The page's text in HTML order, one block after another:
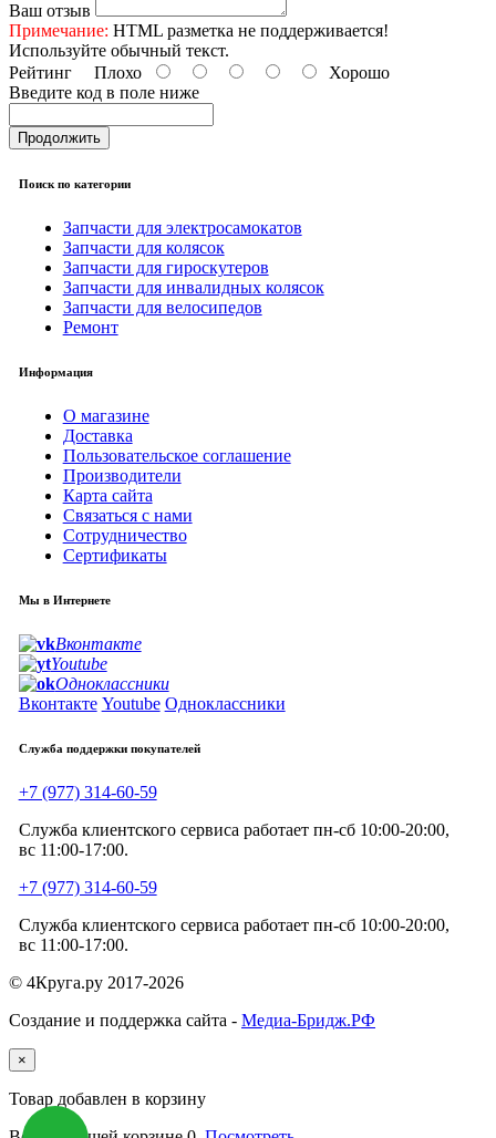
Ваш отзыв
Примечание: HTML разметка не поддерживается!
Используйте обычный текст.
Рейтинг Плохо
Хорошо
Введите код в поле ниже
Продолжить
Поиск по категории
Запчасти для электросамокатов
Запчасти для колясок
Запчасти для гироскутеров
Запчасти для инвалидных колясок
Запчасти для велосипедов
Ремонт
Информация
О магазине
Доставка
Пользовательское соглашение
Производители
Карта сайта
Связаться с нами
Сотрудничество
Сертификаты
Мы в Интернете
Вконтакте
Youtube
Одноклассники
Вконтакте Youtube Одноклассники
Служба поддержки покупателей
+7 (977) 314-60-59
Служба клиентского сервиса работает пн-сб 10:00-20:00,
вс 11:00-17:00.
+7 (977) 314-60-59
Служба клиентского сервиса работает пн-сб 10:00-20:00,
вс 11:00-17:00.
© 4Круга.ру 2017-2026
Создание и поддержка сайта - Медиа-Бридж.РФ
×
Товар добавлен в корзину